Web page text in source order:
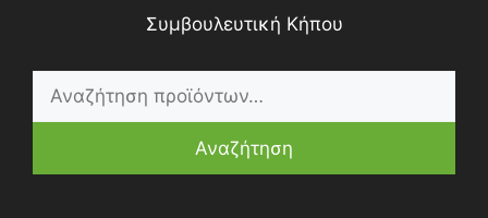
Συμβουλευτική Κήπου
Αναζήτηση